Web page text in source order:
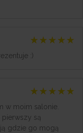
:)
w moim salonie.
są
gdzie go mogą